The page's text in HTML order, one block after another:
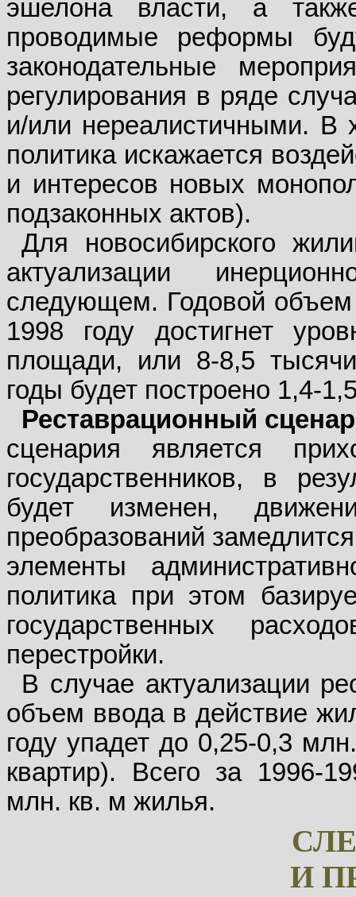
эшелона власти, а
проводимые реформы
законодательные
регулирования в ряде
и/или нереалистичными. В
политика искажается
и интересов новых
подзаконных актов).
Для новосибирского
актуализации
следующем. Годовой
1998 году достигнет
площади, или 8-8,5
годы будет построено 1,4-
Реставрационный
сценария является
государственников, в
будет изменен,
преобразований
элементы
политика при этом
государственных
перестройки.
В случае актуализации
объем ввода в действие
году упадет до 0,25-0,3
квартир). Всего за 1996-
млн. кв. м жилья.
И